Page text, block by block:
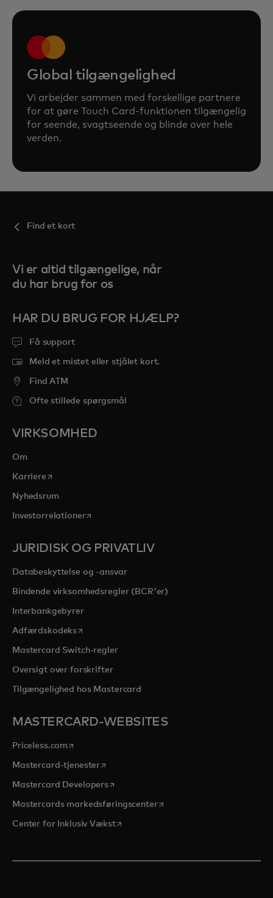
Global tilgængelighed
Vi arbejder sammen med forskellige partnere
for at gøre Touch Card-funktionen tilgængelig
for seende, svagtseende og blinde over hele
verden.
Find et kort
Vi er altid tilgængelige, når
du har brug for os
HAR DU BRUG FOR HJÆLP?
Få support
Meld et mistet eller stjålet kort.
Find ATM
Ofte stillede spørgsmål
VIRKSOMHED
Om
Karriereopens in a new tab
Nyhedsrum
Investorrelationeropens in a new tab
JURIDISK OG PRIVATLIV
Databeskyttelse og -ansvar
Bindende virksomhedsregler (BCR'er)
Interbankgebyrer
Adfærdskodeksopens in a new tab
Mastercard Switch-regler
Oversigt over forskrifter
Tilgængelighed hos Mastercard
MASTERCARD-WEBSITES
Priceless.com opens in a new tab
Mastercard-tjenesteropens in a new tab
Mastercard Developersopens in a new tab
Mastercards markedsføringscenteropens in a new tab
Center for Inklusiv Vækstopens in a new tab